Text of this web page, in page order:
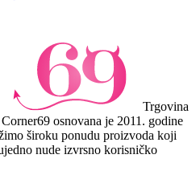
Trgovina
osnovana je 2011. godine
široku ponudu proizvoda koji
nude izvrsno korisničko